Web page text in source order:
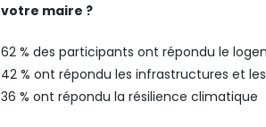
votre maire ?
62 % des participants ont répondu le
42 % ont répondu les infrastructures et
36 % ont répondu la résilience climatique